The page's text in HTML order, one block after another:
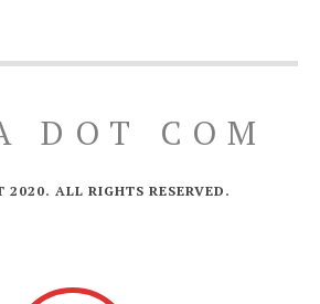
DOT COM
2020. ALL RIGHTS RESERVED.